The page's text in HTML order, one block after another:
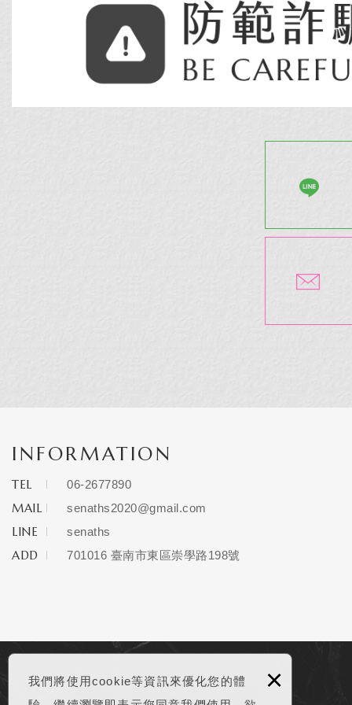
我們將使用cookie等資訊來優化您的體
×
INFORMATION
TEL 06-2677890
MAIL senaths2020@gmail.com
LINE senaths
ADD 701016 臺南市東區崇學路198號